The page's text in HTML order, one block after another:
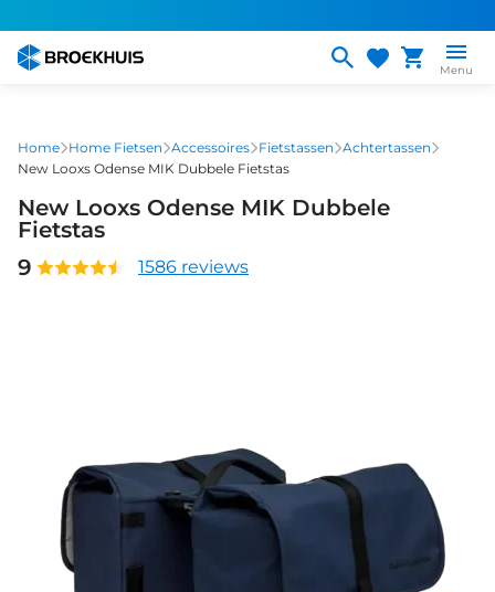
naar
gaan
Menu
Home Home Fietsen Accessoires Fietstassen Achtertassen
New Looxs Odense MIK Dubbele Fietstas
New Looxs Odense MIK Dubbele
Fietstas
9
1586 reviews